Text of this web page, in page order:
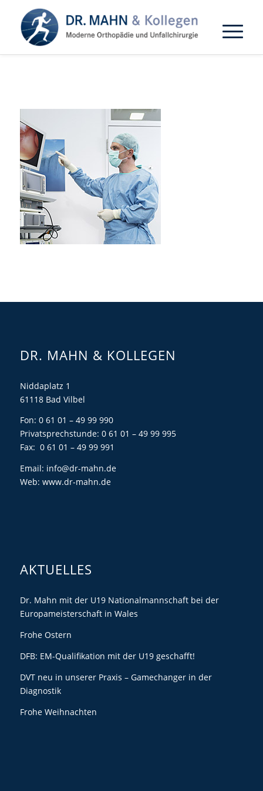
DR. MAHN & KOLLEGEN
Niddaplatz 1
61118 Bad Vilbel
Fon: 0 61 01 – 49 99 990
Privatsprechstunde: 0 61 01 – 49 99 995
Fax: 0 61 01 – 49 99 991
Email: info@dr-mahn.de
Web: www.dr-mahn.de
AKTUELLES
Dr. Mahn mit der U19 Nationalmannschaft bei der
Europameisterschaft in Wales
Frohe Ostern
DFB: EM-Qualifikation mit der U19 geschafft!
DVT neu in unserer Praxis – Gamechanger in der
Diagnostik
Frohe Weihnachten